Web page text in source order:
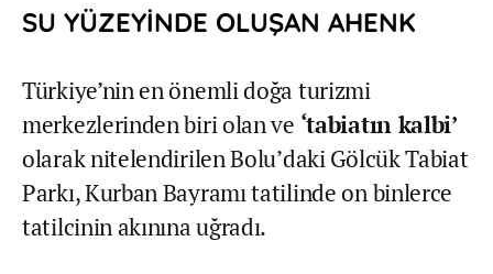
SU YÜZEYİNDE OLUŞAN AHENK
Türkiye’nin en önemli doğa turizmi
merkezlerinden biri olan ve ‘tabiatın kalbi’
olarak nitelendirilen Bolu’daki Gölcük Tabiat
Parkı, Kurban Bayramı tatilinde on binlerce
tatilcinin akınına uğradı.